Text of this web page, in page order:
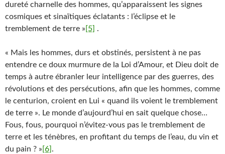
dureté charnelle des hommes, qu’apparaissent les signes
cosmiques et sinaïtiques éclatants : l’éclipse et le
tremblement de terre » [5] .
« Mais les hommes, durs et obstinés, persistent à ne pas
entendre ce doux murmure de la Loi d’Amour, et Dieu doit de
temps à autre ébranler leur intelligence par des guerres, des
révolutions et des persécutions, afin que les hommes, comme
le centurion, croient en Lui « quand ils voient le tremblement
de terre ». Le monde d’aujourd’hui en sait quelque chose…
Fous, fous, pourquoi n’évitez-vous pas le tremblement de
terre et les ténèbres, en profitant du temps de l’eau, du vin et
du pain ? » [6] .